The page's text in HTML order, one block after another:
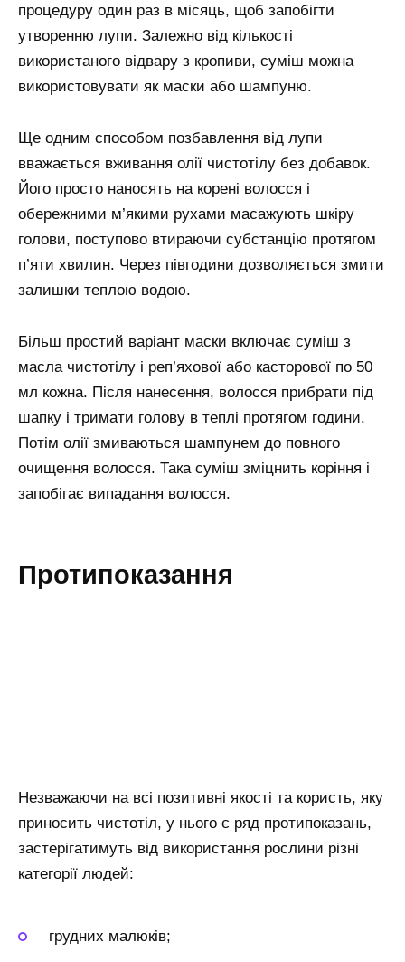
процедуру один раз в місяць, щоб запобігти
утворенню лупи. Залежно від кількості
використаного відвару з кропиви, суміш можна
використовувати як маски або шампуню.
Ще одним способом позбавлення від лупи
вважається вживання олії чистотілу без добавок.
Його просто наносять на корені волосся і
обережними м’якими рухами масажують шкіру
голови, поступово втираючи субстанцію протягом
п’яти хвилин. Через півгодини дозволяється змити
залишки теплою водою.
Більш простий варіант маски включає суміш з
масла чистотілу і реп’яхової або касторової по 50
мл кожна. Після нанесення, волосся прибрати під
шапку і тримати голову в теплі протягом години.
Потім олії змиваються шампунем до повного
очищення волосся. Така суміш зміцнить коріння і
запобігає випадання волосся.
Протипоказання
Незважаючи на всі позитивні якості та користь, яку
приносить чистотіл, у нього є ряд протипоказань,
застерігатимуть від використання рослини різні
категорії людей:
грудних малюків;